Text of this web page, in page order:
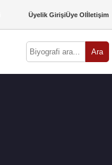
Üyelik GirişiÜye Olİletişim
Ara